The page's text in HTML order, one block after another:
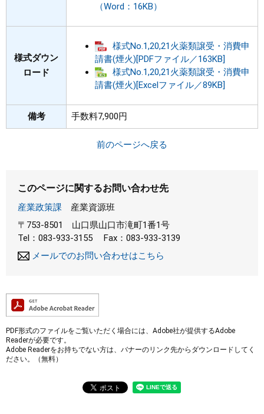
（Word：16KB）
様式ダウン
ロード
様式No.1,20,21火薬類譲受・消費申
請書(煙火)[PDFファイル／163KB]
様式No.1,20,21火薬類譲受・消費申
請書(煙火)[Excelファイル／89KB]
備考 手数料7,900円
前のページへ戻る
このページに関するお問い合わせ先
産業政策課
産業資源班
〒753-8501
山口県山口市滝町1番1号
Tel：083-933-3155
Fax：083-933-3139
メールでのお問い合わせはこちら
PDF形式のファイルをご覧いただく場合には、Adobe社が提供するAdobe
Readerが必要です。
Adobe Readerをお持ちでない方は、バナーのリンク先からダウンロードしてく
ださい。（無料）